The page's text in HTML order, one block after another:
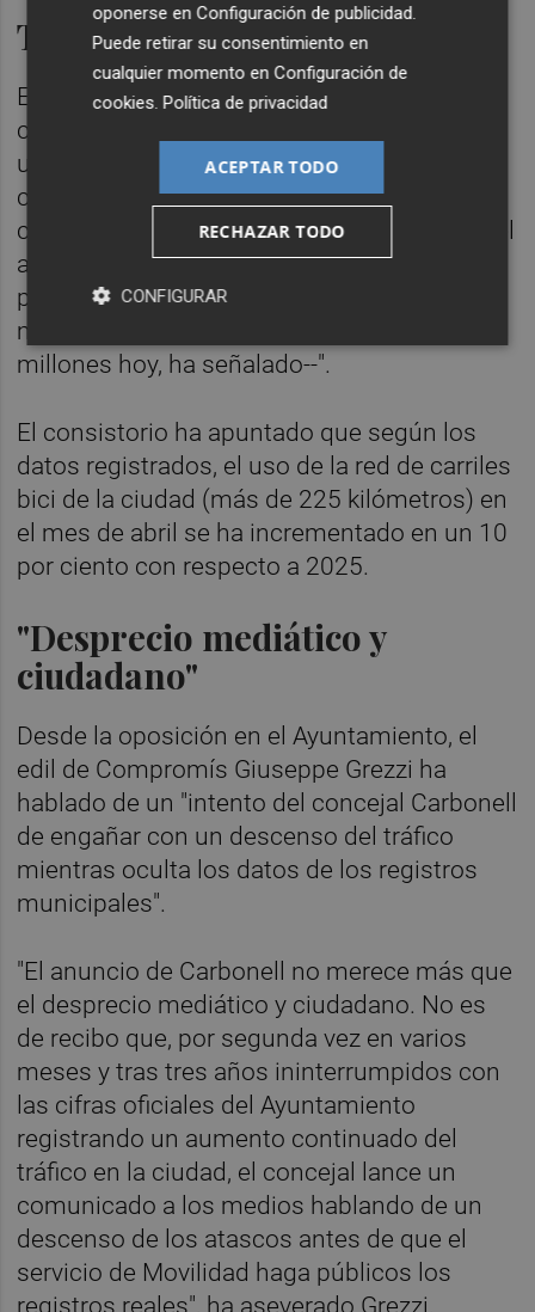
Transporte sostenible
El concejal de Movilidad ha valorado que la
ciudadanía de València esté "primando el
uso de modos de transporte sostenibles,
como la bicicleta --que ha experimentado un
crecimiento muy importante de uso desde el
año 2023, ha precisado-- o el transporte
público --como la EMT, que ha pasado de 93
millones de pasajeros en 2023 a 120
millones hoy, ha señalado--".
El consistorio ha apuntado que según los
datos registrados, el uso de la red de carriles
bici de la ciudad (más de 225 kilómetros) en
el mes de abril se ha incrementado en un 10
por ciento con respecto a 2025.
"Desprecio mediático y
ciudadano"
Desde la oposición en el Ayuntamiento, el
edil de Compromís Giuseppe Grezzi ha
hablado de un "intento del concejal Carbonell
de engañar con un descenso del tráfico
mientras oculta los datos de los registros
municipales".
"El anuncio de Carbonell no merece más que
el desprecio mediático y ciudadano. No es
de recibo que, por segunda vez en varios
meses y tras tres años ininterrumpidos con
las cifras oficiales del Ayuntamiento
registrando un aumento continuado del
tráfico en la ciudad, el concejal lance un
comunicado a los medios hablando de un
descenso de los atascos antes de que el
servicio de Movilidad haga públicos los
registros reales", ha aseverado Grezzi.
oponerse enConfiguración de publicidad
Puede retirar su consentimiento en
cualquier momento enConfiguración de
cookies .Política de privacidad
ACEPTAR TODO
RECHAZAR TODO
CONFIGURAR